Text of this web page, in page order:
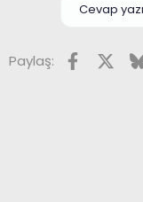
Cevap
Paylaş: X